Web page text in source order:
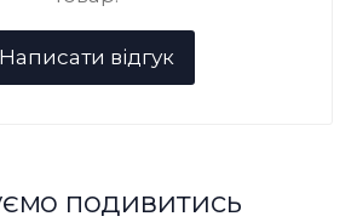
подивитись